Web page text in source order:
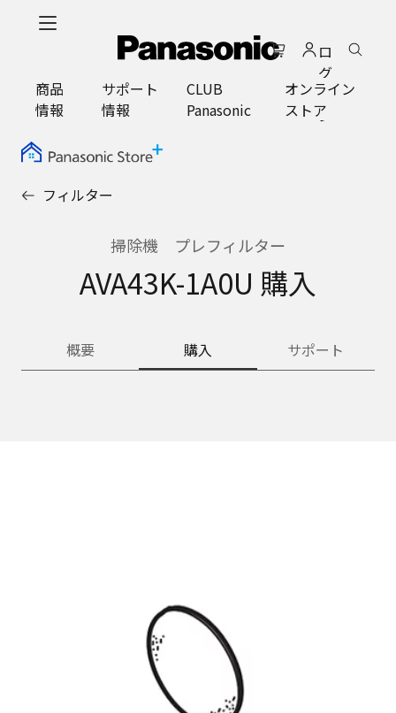
ロ
グ
イ
ン
商品
情報
サポート
情報
CLUB
Panasonic
オンライン
ストア
フィルター
掃除機 プレフィルター
AVA43K-1A0U 購入
概要 購入 サポート